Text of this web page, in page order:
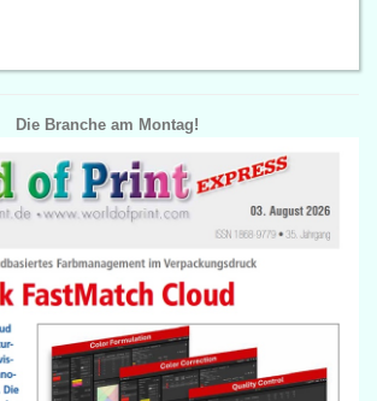
Die Branche am Montag!